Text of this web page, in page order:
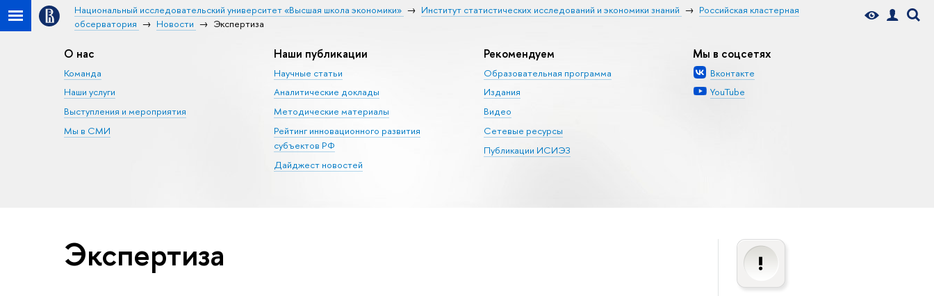
Национальный исследовательский университет «Высшая школа экономики» Институт статистических исследований и экономики знаний
Российская кластерная
обсерватория
Новости Экспертиза
О нас
Команда
Наши услуги
Выступления и мероприятия
Мы в СМИ
Наши публикации
Научные статьи
Аналитические доклады
Методические материалы
Рейтинг инновационного развития
субъектов РФ
Дайджест новостей
Рекомендуем
Образовательная программа
Издания
Видео
Сетевые ресурсы
Публикации ИСИЭЗ
Мы в соцсетях
Вконтакте
YouTube
Экспертиза